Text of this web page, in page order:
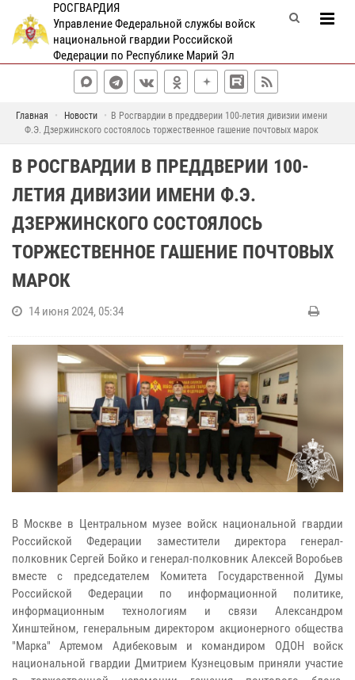
РОСГВАРДИЯ
Управление Федеральной службы войск
национальной гвардии Российской
Федерации по Республике Марий Эл
Главная Новости
В Росгвардии в преддверии 100-летия дивизии имени
Ф.Э. Дзержинского состоялось торжественное гашение почтовых марок
В РОСГВАРДИИ В ПРЕДДВЕРИИ 100-
ЛЕТИЯ ДИВИЗИИ ИМЕНИ Ф.Э.
ДЗЕРЖИНСКОГО СОСТОЯЛОСЬ
ТОРЖЕСТВЕННОЕ ГАШЕНИЕ ПОЧТОВЫХ
МАРОК
14 июня 2024, 05:34
В Москве в Центральном музее войск национальной гвардии
Российской Федерации заместители директора генерал-
полковник Сергей Бойко и генерал-полковник Алексей Воробьев
вместе с председателем Комитета Государственной Думы
Российской Федерации по информационной политике,
информационным технологиям и связи Александром
Хинштейном, генеральным директором акционерного общества
"Марка" Артемом Адибековым и командиром ОДОН войск
национальной гвардии Дмитрием Кузнецовым приняли участие